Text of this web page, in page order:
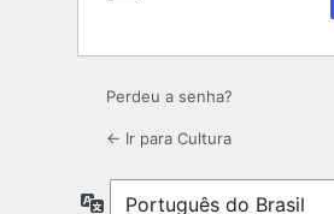
Perdeu a senha?
← Ir para Cultura
Idioma